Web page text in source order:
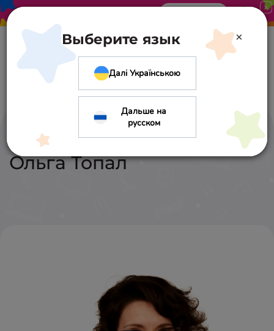
Ольга Топал
×
Выберите язык
Далі Українською
Дальше на
русском